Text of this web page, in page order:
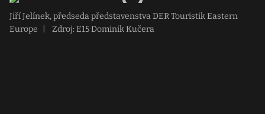
Jiří Jelínek, předseda představenstva DER Touristik Eastern
Europe
Zdroj: E15 Dominik Kučera